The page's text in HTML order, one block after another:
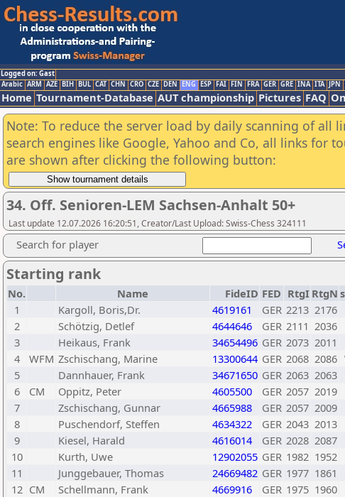
Logged on: Gast
Arabic ARM AZE BIH BUL CAT CHN CRO CZE DEN ENG ESP FAI FIN FRA GER GRE INA ITA JPN
Home Tournament-Database AUT championship Pictures FAQ
Note: To reduce the server load by daily scanning of all
search engines like Google, Yahoo and Co, all links for
are shown after clicking the following button:
34. Off. Senioren-LEM Sachsen-Anhalt 50+
Last update 12.07.2026 16:20:51, Creator/Last Upload: Swiss-Chess 324111
Search for player
Starting rank
No. Name FideID FED RtgI RtgN
1
Kargoll, Boris,Dr. 4619161 GER 2213 2176
2
Schötzig, Detlef 4644646 GER 2111 2036
3
Heikaus, Frank 34654496 GER 2073 2011
4
WFM Zschischang, Marine 13300644 GER 2068 2086
5
Dannhauer, Frank 34671650 GER 2063 2063
6
CM Oppitz, Peter 4605500 GER 2057 2019
7
Zschischang, Gunnar 4665988 GER 2057 2009
8
Puschendorf, Steffen 4634322 GER 2043 2013
9
Kiesel, Harald 4616014 GER 2028 2087
10
Kurth, Uwe 12902055 GER 1982 1952
11
Junggebauer, Thomas 24669482 GER 1977 1861
12 CM Schellmann, Frank 4669916 GER 1975 1960